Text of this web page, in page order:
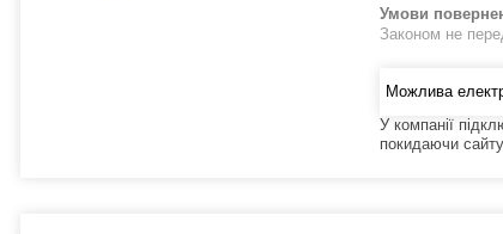
Законом не
У компанії
покидаючи сайту.